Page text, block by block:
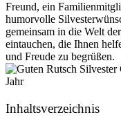
Freund, ein
humorvolle
gemeinsam in die Welt
eintauchen, die Ihnen
und Freude zu begrüßen.
Inhaltsverzeichnis